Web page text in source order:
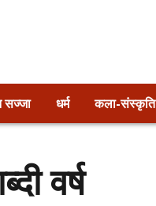
सज्जा धर्म कला-संस्कृति
वर्ष